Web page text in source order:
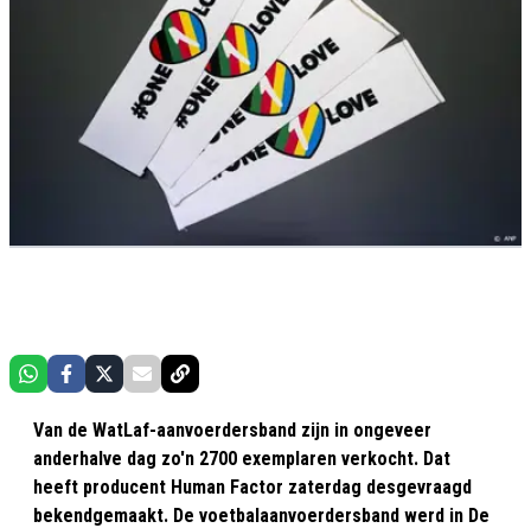
Van de WatLaf-aanvoerdersband zijn in ongeveer
anderhalve dag zo'n 2700 exemplaren verkocht. Dat
heeft producent Human Factor zaterdag desgevraagd
bekendgemaakt. De voetbalaanvoerdersband werd in De